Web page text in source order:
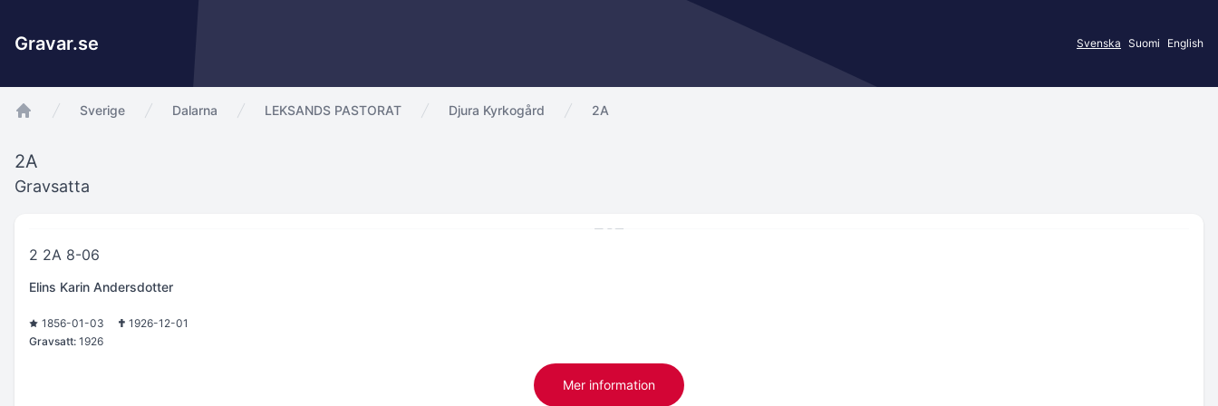
Gravar.se Svenska Suomi English
Sverige Dalarna LEKSANDS PASTORAT Djura Kyrkogård 2A
2A
Gravsatta
2 2A 8-06
Elins Karin Andersdotter
1856-01-03
1926-12-01
Gravsatt: 1926
Mer information